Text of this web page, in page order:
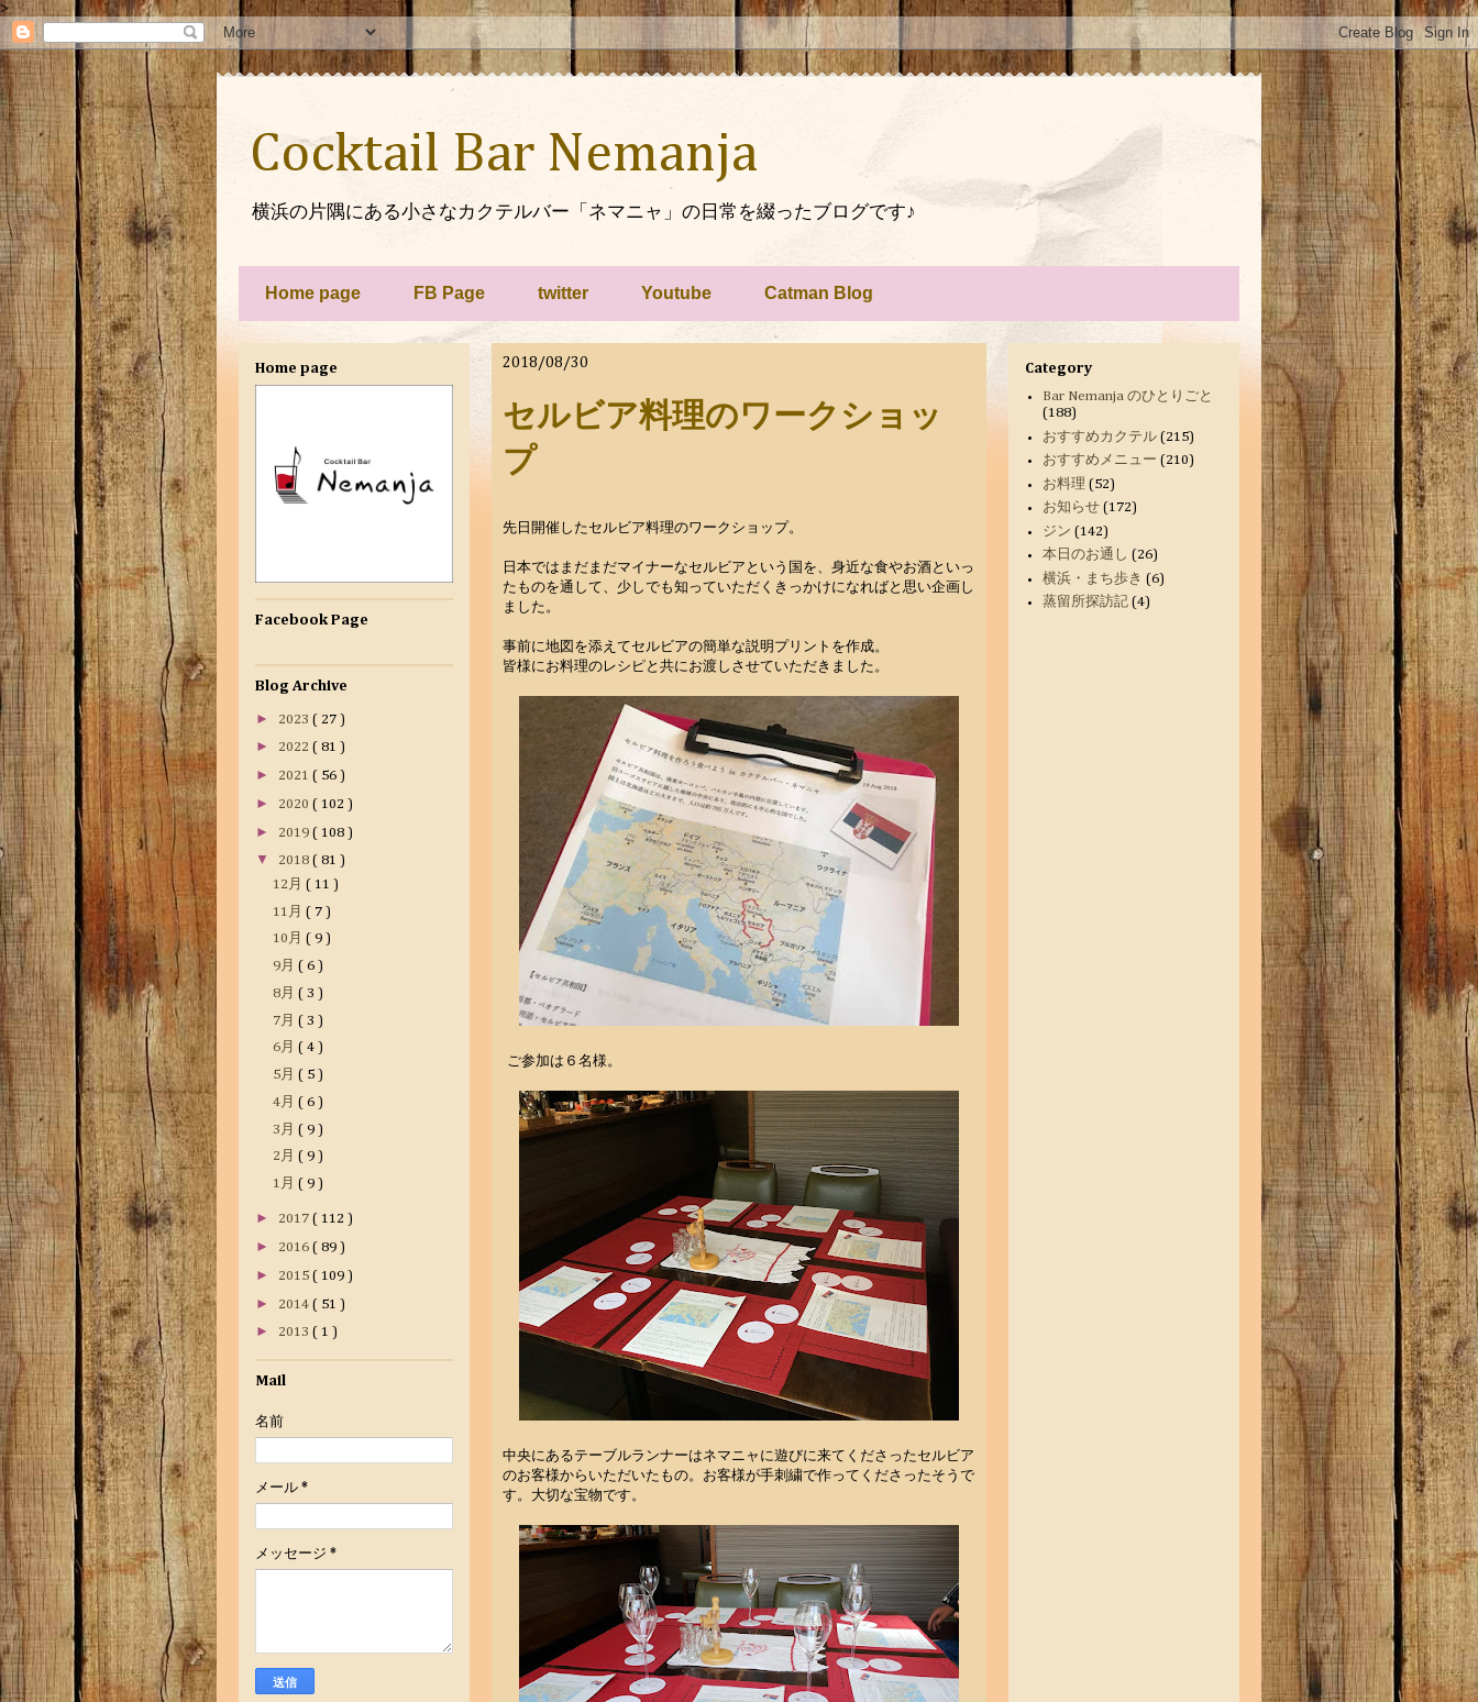
>
Cocktail Bar Nemanja
横浜の片隅にある小さなカクテルバー「ネマニャ」の日常を綴ったブログです♪
Home page FB Page twitter Youtube Catman Blog
2018/08/30
セルビア料理のワークショッ
プ
先日開催したセルビア料理のワークショップ。
日本ではまだまだマイナーなセルビアという国を、身近な食やお酒といっ
たものを通して、少しでも知っていただくきっかけになればと思い企画し
ました。
事前に地図を添えてセルビアの簡単な説明プリントを作成。
皆様にお料理のレシピと共にお渡しさせていただきました。
ご参加は６名様。
中央にあるテーブルランナーはネマニャに遊びに来てくださったセルビア
のお客様からいただいたもの。お客様が手刺繍で作ってくださったそうで
す。大切な宝物です。
Home page
Facebook Page
Blog Archive
► 2023 ( 27 )
► 2022 ( 81 )
► 2021 ( 56 )
► 2020 ( 102 )
► 2019 ( 108 )
▼ 2018 ( 81 )
12月 ( 11 )
11月 ( 7 )
10月 ( 9 )
9月 ( 6 )
8月 ( 3 )
7月 ( 3 )
6月 ( 4 )
5月 ( 5 )
4月 ( 6 )
3月 ( 9 )
2月 ( 9 )
1月 ( 9 )
► 2017 ( 112 )
► 2016 ( 89 )
► 2015 ( 109 )
► 2014 ( 51 )
► 2013 ( 1 )
Mail
名前
メール *
メッセージ *
Category
Bar Nemanja のひとりごと
(188)
おすすめカクテル (215)
おすすめメニュー (210)
お料理 (52)
お知らせ (172)
ジン (142)
本日のお通し (26)
横浜・まち歩き (6)
蒸留所探訪記 (4)